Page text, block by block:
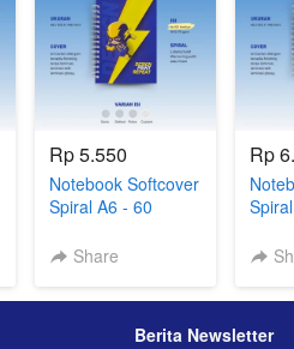
Rp 5.550
Notebook Softcover
Spiral A6 - 60
Share
Rp
Berita Newsletter